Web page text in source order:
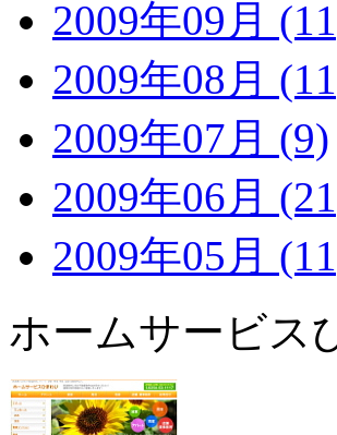
2009年09月
2009年08月
2009年07月 (9)
2009年06月
2009年05月
ホームサービス